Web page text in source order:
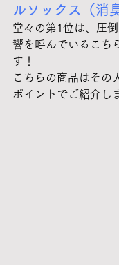
ルソックス（消
堂々の第1位は、圧
響を呼んでいるこち
す！
こちらの商品はその
ポイントでご紹介し